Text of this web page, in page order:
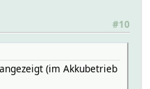
#10
(im Akkubetrieb